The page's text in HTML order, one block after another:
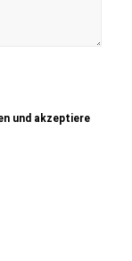
und akzeptiere